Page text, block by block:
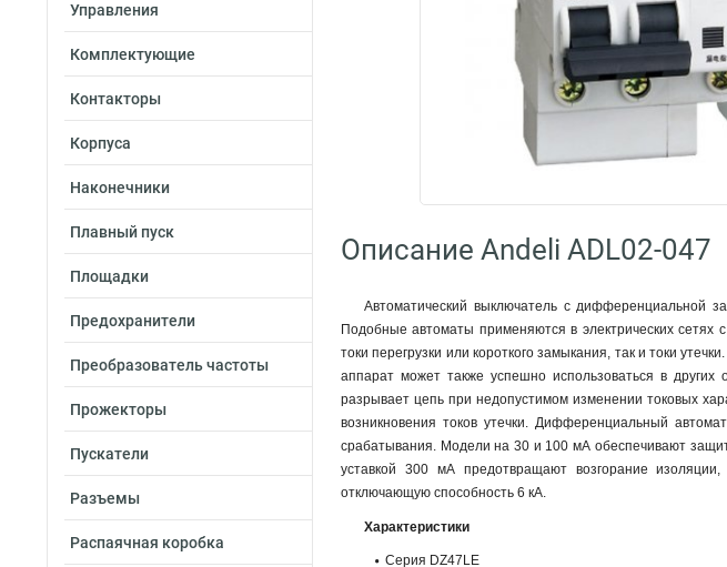
Управления
Комплектующие
Контакторы
Корпуса
Наконечники
Плавный пуск
Площадки
Предохранители
Преобразователь частоты
Прожекторы
Пускатели
Разъемы
Распаячная коробка
Описание Andeli ADL02-047
Автоматический выключатель с дифференциальной
Подобные автоматы применяются в электрических
токи перегрузки или короткого замыкания, так и токи
аппарат может также успешно использоваться в
разрывает цепь при недопустимом изменении токовых
возникновения токов утечки. Дифференциальный
срабатывания. Модели на 30 и 100 мА обеспечивают
уставкой 300 мА предотвращают возгорание
отключающую способность 6 кА.
Характеристики
Серия DZ47LE